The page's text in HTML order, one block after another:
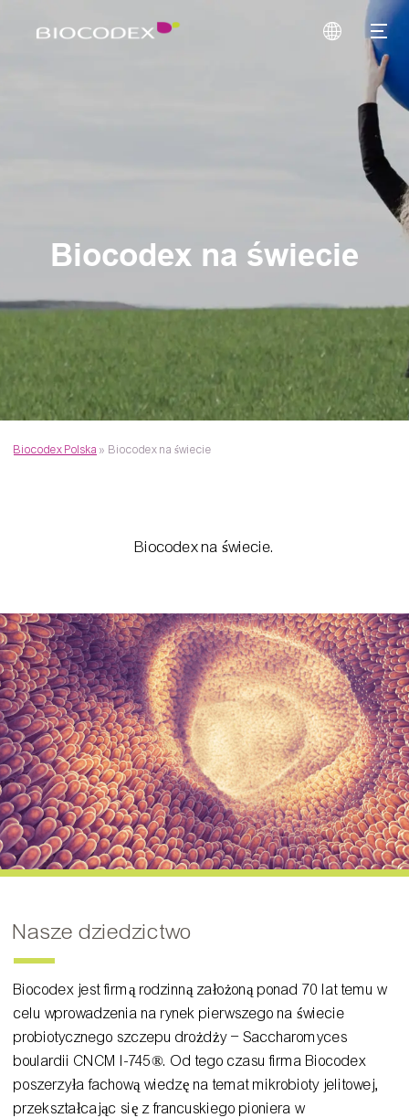
Biocodex na świecie
Biocodex Polska » Biocodex na świecie
Biocodex na świecie.
Nasze dziedzictwo
Biocodex jest firmą rodzinną założoną ponad 70 lat temu w
celu wprowadzenia na rynek pierwszego na świecie
probiotycznego szczepu drożdży – Saccharomyces
boulardii CNCM I-745®. Od tego czasu firma Biocodex
poszerzyła fachową wiedzę na temat mikrobioty jelitowej,
przekształcając się z francuskiego pioniera w